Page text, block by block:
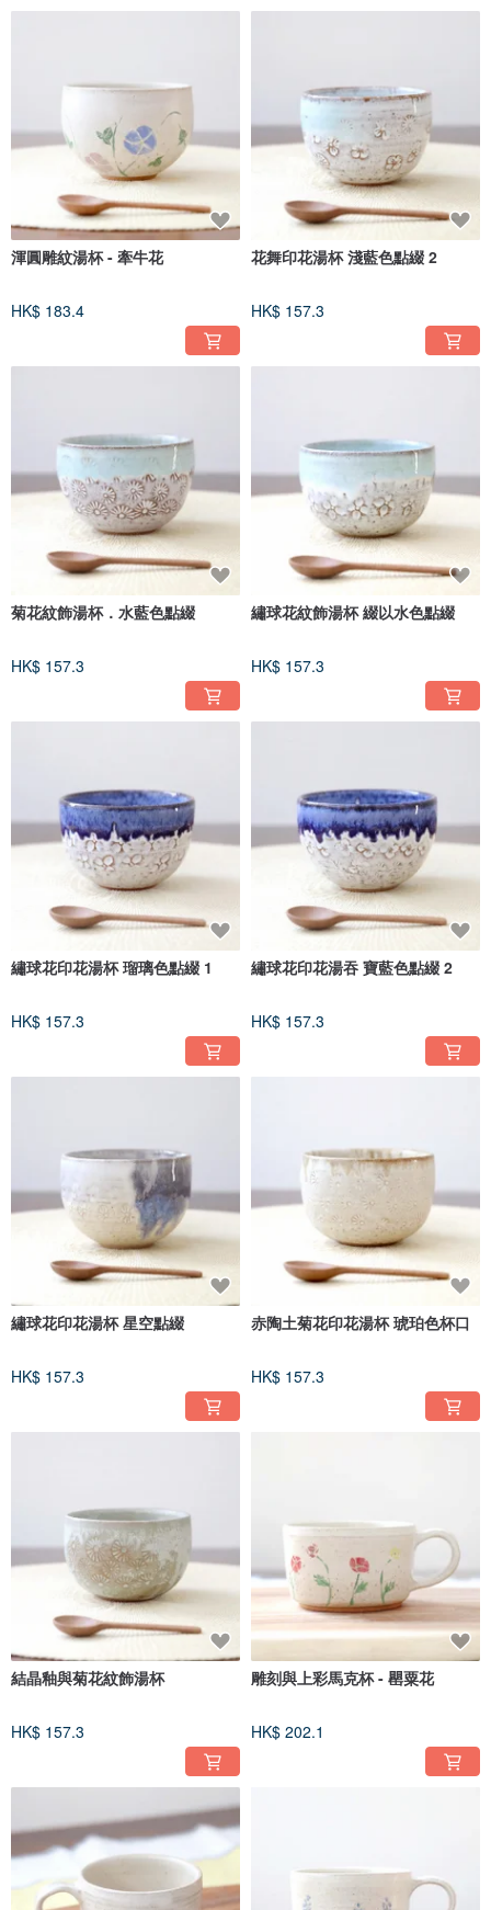
渾圓雕紋湯杯 - 牽牛花
HK$ 183.4
花舞印花湯杯 淺藍色點綴 2
HK$ 157.3
菊花紋飾湯杯．水藍色點綴
HK$ 157.3
繡球花紋飾湯杯 綴以水色點綴
HK$ 157.3
繡球花印花湯杯 瑠璃色點綴 1
HK$ 157.3
繡球花印花湯吞 寶藍色點綴 2
HK$ 157.3
繡球花印花湯杯 星空點綴
HK$ 157.3
赤陶土菊花印花湯杯 琥珀色杯口
HK$ 157.3
結晶釉與菊花紋飾湯杯
HK$ 157.3
雕刻與上彩馬克杯 - 罌粟花
HK$ 202.1